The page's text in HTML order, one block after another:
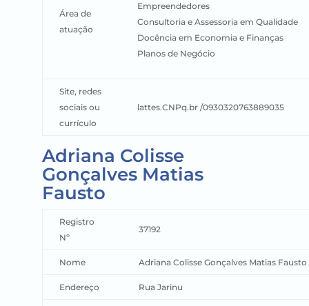
Área de
atuação
Empreendedores
Consultoria e Assessoria em Qualidade
Docência em Economia e Finanças
Planos de Negócio
Site, redes
sociais ou
currículo
lattes.CNPq.br /0930320763889035
Adriana Colisse
Gonçalves Matias
Fausto
Registro
Nº
37192
Nome Adriana Colisse Gonçalves Matias Fausto
Endereço Rua Jarinu